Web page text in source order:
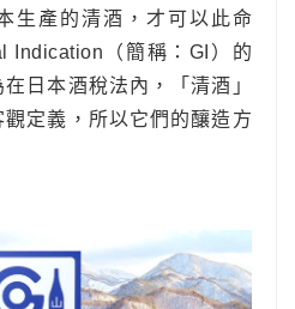
生產的清酒，才可以此命
Indication（簡稱：GI）的
在日本酒稅法內，「清酒」
定義，所以它們的釀造方